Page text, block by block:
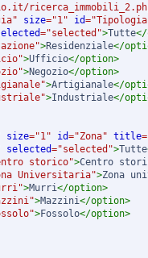
" size="1 " id="Tipologia
="selected ">Tutte</
">Residenziale</
">Ufficio</option>
">Negozio</option>
">Artigianale</
">Industriale</
size="1 " id="Zona" title=
selected="selected ">Tutte
storico">Centro
Universitaria">Zona
">Murri</option>
">Mazzini</option>
">Fossolo</option>